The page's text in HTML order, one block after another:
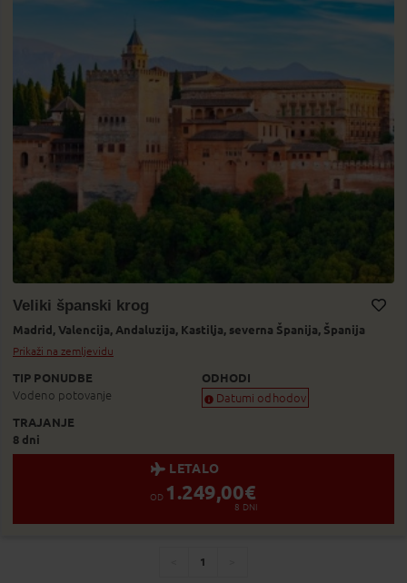
Veliki španski krog
Dodaj v Moj izbor
Madrid, Valencija, Andaluzija, Kastilja, severna Španija, Španija
Prikaži na zemljevidu
TIP PONUDBE
Vodeno potovanje
ODHODI
Datumi odhodov
TRAJANJE
8 dni
LETALO
OD 1.249,00€
8 DNI
You're
1